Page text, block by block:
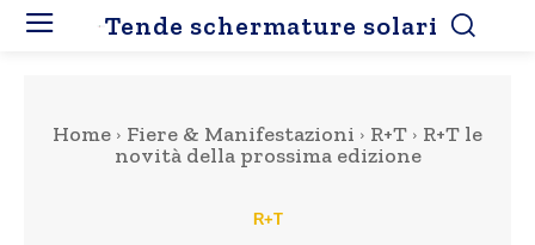
Tende schermature solari
Home Fiere & Manifestazioni R+T
R+T le
novità della prossima edizione
R+T